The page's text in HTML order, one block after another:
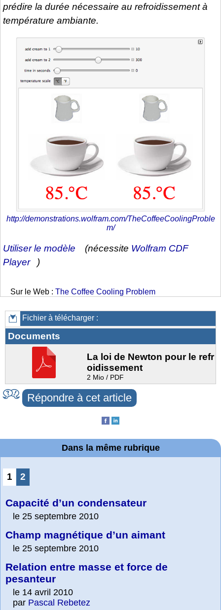
prédire la durée nécessaire au refroidissement à
température ambiante.
http://demonstrations.wolfram.com/TheCoffeeCoolingProble
m/
Utiliser le modèle (nécessite Wolfram CDF
Player
)
Sur le Web : The Coffee Cooling Problem
Fichier à télécharger :
Documents
La loi de Newton pour le refr
oidissement
2 Mio / PDF
Répondre à cet article
Dans la même rubrique
1 2
Capacité d’un condensateur
le 25 septembre 2010
Champ magnétique d’un aimant
le 25 septembre 2010
Relation entre masse et force de
pesanteur
le 14 avril 2010
par Pascal Rebetez